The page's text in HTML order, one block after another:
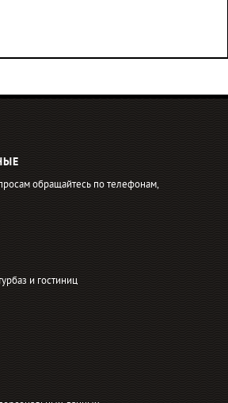
обращайтесь по телефонам,
и гостиниц